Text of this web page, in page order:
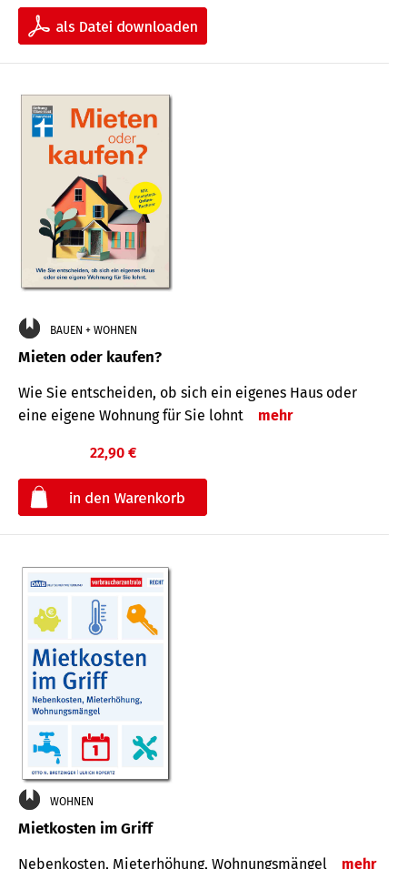
BAUEN + WOHNEN
Mieten oder kaufen?
Wie Sie entscheiden, ob sich ein eigenes Haus oder
eine eigene Wohnung für Sie lohnt
mehr
22,90 €
WOHNEN
Mietkosten im Griff
Nebenkosten, Mieterhöhung, Wohnungsmängel mehr